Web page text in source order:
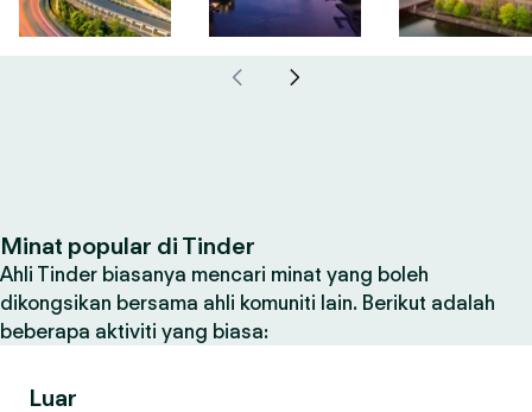
Minat popular di Tinder
Ahli Tinder biasanya mencari minat yang boleh
dikongsikan bersama ahli komuniti lain. Berikut adalah
beberapa aktiviti yang biasa:
Luar